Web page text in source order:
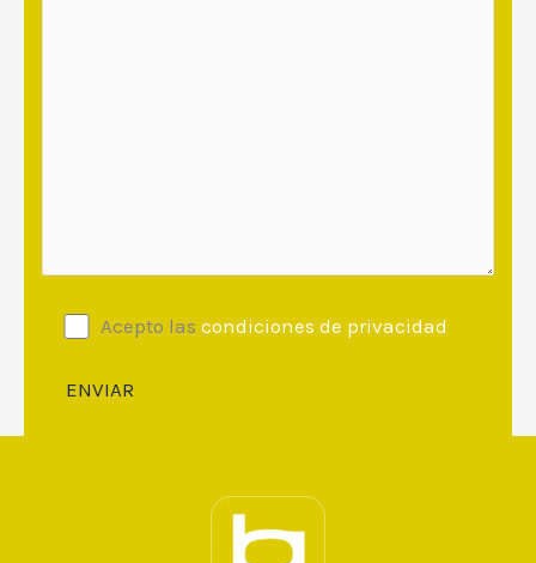
Acepto las condiciones de privacidad